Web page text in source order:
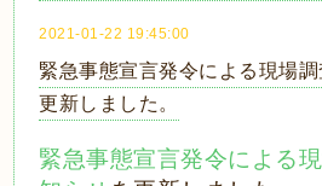
2021-01-22 19:45:00
緊急事態宣言発令による現場
更新しました。
緊急事態宣言発令による